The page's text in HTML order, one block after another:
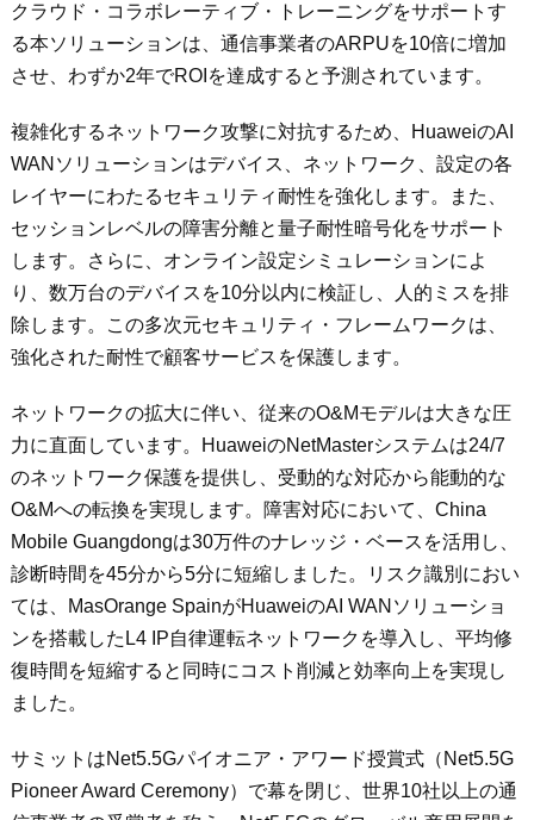
クラウド・コラボレーティブ・トレーニングをサポートす
る本ソリューションは、通信事業者のARPUを10倍に増加
させ、わずか2年でROIを達成すると予測されています。
複雑化するネットワーク攻撃に対抗するため、HuaweiのAI
WANソリューションはデバイス、ネットワーク、設定の各
レイヤーにわたるセキュリティ耐性を強化します。また、
セッションレベルの障害分離と量子耐性暗号化をサポート
します。さらに、オンライン設定シミュレーションによ
り、数万台のデバイスを10分以内に検証し、人的ミスを排
除します。この多次元セキュリティ・フレームワークは、
強化された耐性で顧客サービスを保護します。
ネットワークの拡大に伴い、従来のO&Mモデルは大きな圧
力に直面しています。HuaweiのNetMasterシステムは24/7
のネットワーク保護を提供し、受動的な対応から能動的な
O&Mへの転換を実現します。障害対応において、China
Mobile Guangdongは30万件のナレッジ・ベースを活用し、
診断時間を45分から5分に短縮しました。リスク識別におい
ては、MasOrange SpainがHuaweiのAI WANソリューショ
ンを搭載したL4 IP自律運転ネットワークを導入し、平均修
復時間を短縮すると同時にコスト削減と効率向上を実現し
ました。
サミットはNet5.5Gパイオニア・アワード授賞式（Net5.5G
Pioneer Award Ceremony）で幕を閉じ、世界10社以上の通